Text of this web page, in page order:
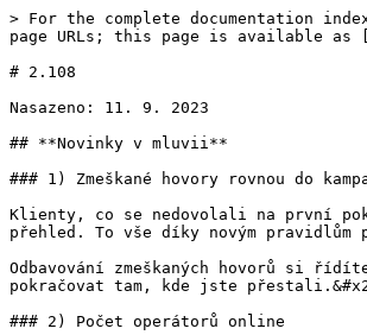
> For the complete documentation
page URLs; this page is available as
# 2.108
Nasazeno: 11. 9. 2023
## **Novinky v mluvii**
### 1) Zmeškané hovory rovnou do
Klienty, co se nedovolali na první
přehled. To vše díky novým
Odbavování zmeškaných hovorů si
pokračovat tam, kde jste
### 2) Počet operátorů online